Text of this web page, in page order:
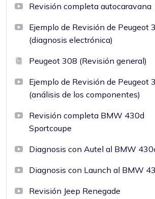
Revisión completa autocaravana
Ejemplo de Revisión de Peugeot
(diagnosis electrónica)
Peugeot 308 (Revisión general)
Ejemplo de Revisión de Peugeot
(análisis de los componentes)
Revisión completa BMW 430d
Sportcoupe
Diagnosis con Autel al BMW
Diagnosis con Launch al BMW
Revisión Jeep Renegade